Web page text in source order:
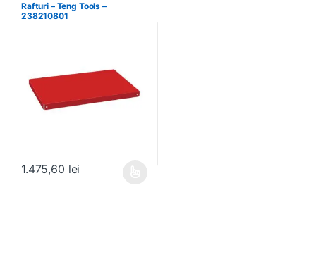
Rafturi – Teng Tools –
238210801
1.475,60 lei